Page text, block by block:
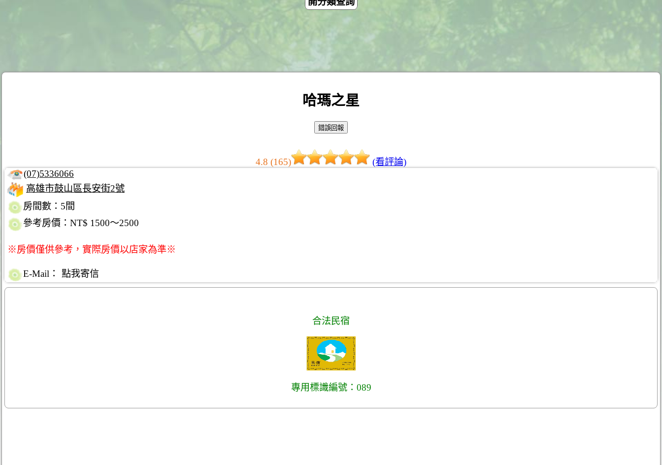
哈瑪之星
4.8 (165)
(看評論)
(07)5336066
高雄市鼓山區長安街2號
房間數：5間
參考房價：NT$ 1500～2500
※房價僅供參考，實際房價以店家為準※
E-Mail： 點我寄信
合法民宿
專用標識編號：089